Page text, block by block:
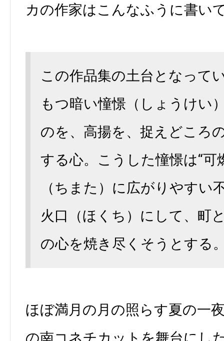
カの作家はこんなふうに書い
この作品集の土台となって
もつ暗い憧憬（しょうけい
のを、高揚を、捉えどころ
する心。こうした憧憬は“可
（ちまた）に広がりやすい
火口（ほくち）にして、町
の心を焼き尽くそうとする
ほぼ満月の月の照らす夏の一